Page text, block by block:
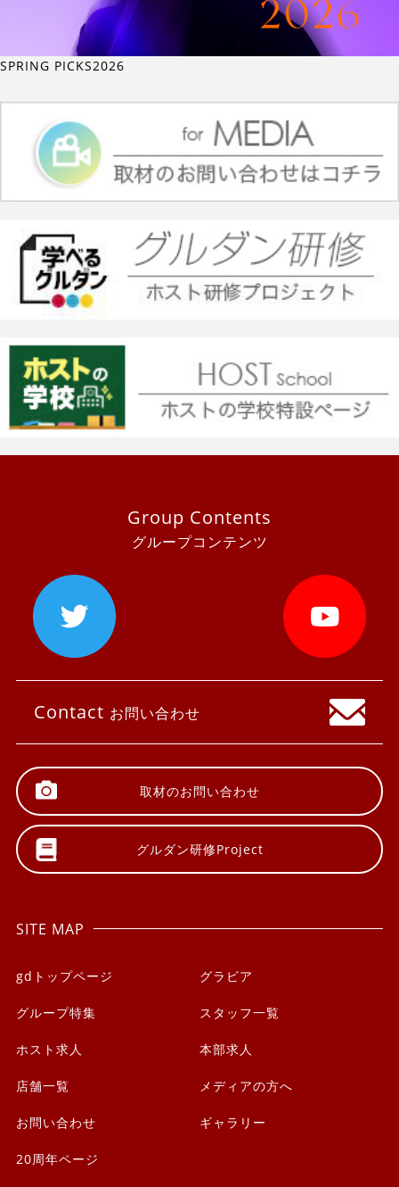
SPRING PICKS2026
Group Contents
グループコンテンツ
Contact お問い合わせ
取材のお問い合わせ
グルダン研修Project
SITE MAP
gdトップページ グラビア
グループ特集 スタッフ一覧
ホスト求人 本部求人
店舗一覧 メディアの方へ
お問い合わせ ギャラリー
20周年ページ